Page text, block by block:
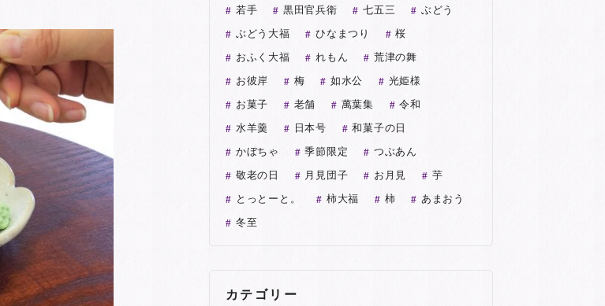
若手 黒田官兵衛 七五三 ぶどう
ぶどう大福 ひなまつり 桜
おふく大福 れもん 荒津の舞
お彼岸 梅 如水公 光姫様
お菓子 老舗 萬葉集 令和
水羊羹 日本号 和菓子の日
かぼちゃ 季節限定 つぶあん
敬老の日 月見団子 お月見 芋
とっとーと。 柿大福 柿 あまおう
冬至
カテゴリー